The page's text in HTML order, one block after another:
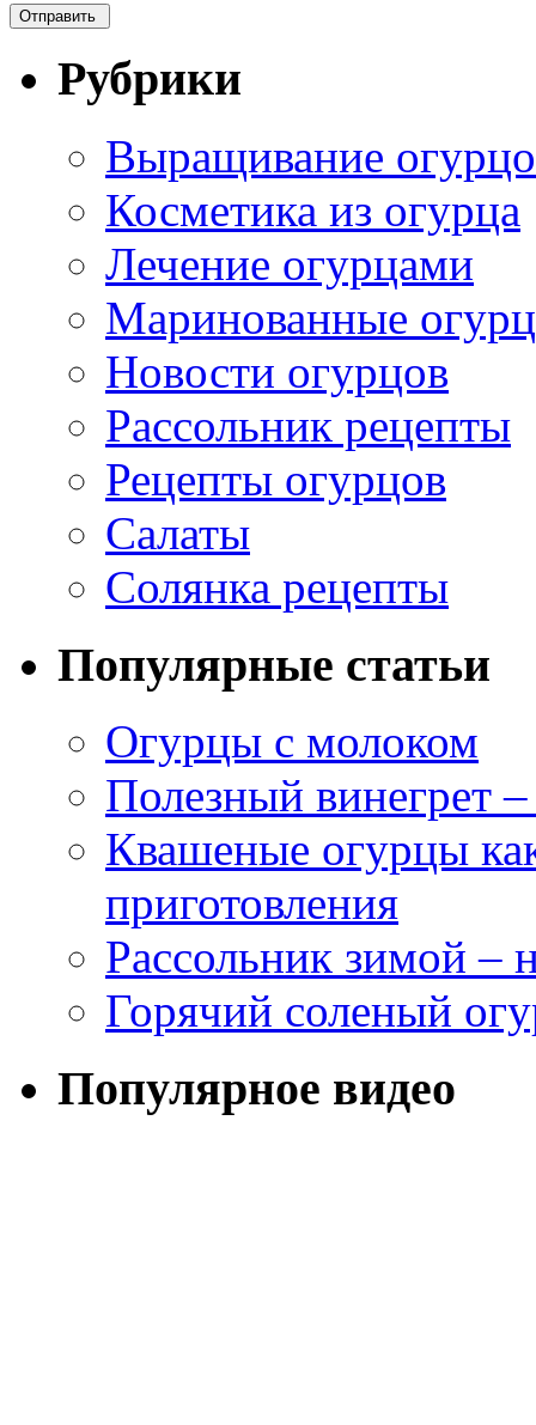
Рубрики
Выращивание
Косметика из огурца
Лечение огурцами
Маринованные
Новости огурцов
Рассольник рецепты
Рецепты огурцов
Салаты
Солянка рецепты
Популярные статьи
Огурцы с молоком
Полезный винегрет
Квашеные огурцы
приготовления
Рассольник зимой –
Горячий соленый
Популярное видео